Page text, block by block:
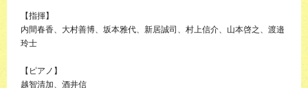
【指揮】
内間春香、大村善博、坂本雅代、新居誠司、村上信介、山本啓之、渡邉
玲士
【ピアノ】
越智清加、酒井信